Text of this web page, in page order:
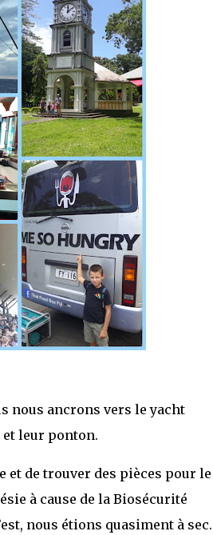
nous ancrons vers le yacht
leur ponton.
de trouver des pièces pour le
à cause de la Biosécurité
nous étions quasiment à sec.